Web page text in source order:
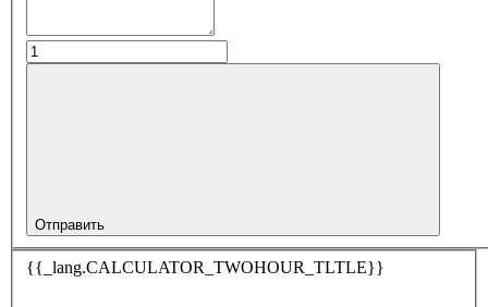
Отправить
{{_lang.CALCULATOR_TWOHOUR_TLTLE}}